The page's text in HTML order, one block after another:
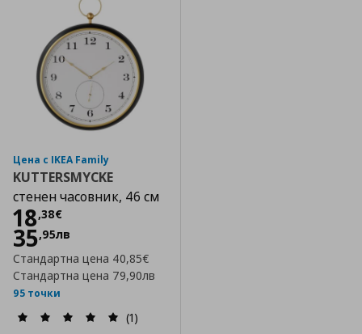
Цена с IKEA Family
KUTTERSMYCKE
стенен часовник, 46 см
18,38€
Цена
35,95лв
Стандартна цена 40,85€
Стандартна цена 79,90лв
95 точки
(1)